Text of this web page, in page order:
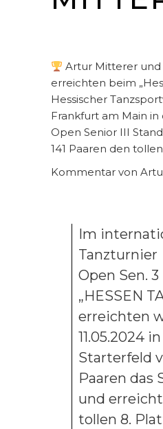
Artur Mitterer
erreichten beim
Hessischer
Frankfurt am Main in
Open Senior III
141 Paaren den
Kommentar von
Im
Tanzturnier
Open Sen.
„HESSEN
erreichten
11.05.2024
Starterfeld
Paaren das
und
tollen 8.